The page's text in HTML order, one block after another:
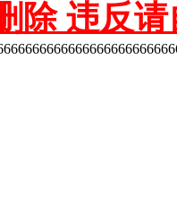
除 违反